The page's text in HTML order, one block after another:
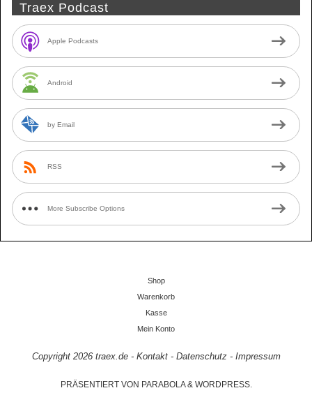
Traex Podcast
Apple Podcasts
Android
by Email
RSS
More Subscribe Options
Shop
Warenkorb
Kasse
Mein Konto
Copyright 2026 traex.de- Kontakt- Datenschutz- Impressum
PRÄSENTIERT VON PARABOLA& WORDPRESS.